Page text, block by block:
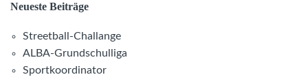
Neueste Beiträge
Streetball-Challange
ALBA-Grundschulliga
Sportkoordinator